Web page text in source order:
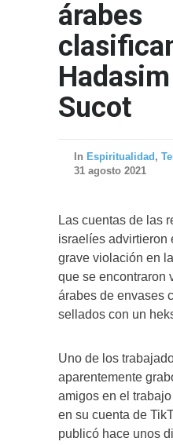
árabes
Sucot
In Espiritualidad ,
31 agosto 2021
Las cuentas de las
israelíes advirtieron
grave violación en
que se encontraron
árabes de envases
sellados con un
Uno de los
aparentemente
amigos en el
en su cuenta de
publicó hace unos